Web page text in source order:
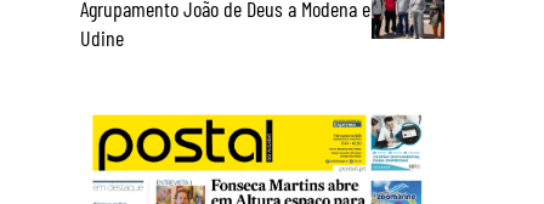
Agrupamento João de Deus a Modena e
Udine